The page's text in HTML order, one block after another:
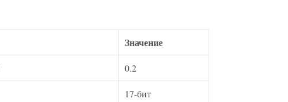
Значение
0.2
17-бит